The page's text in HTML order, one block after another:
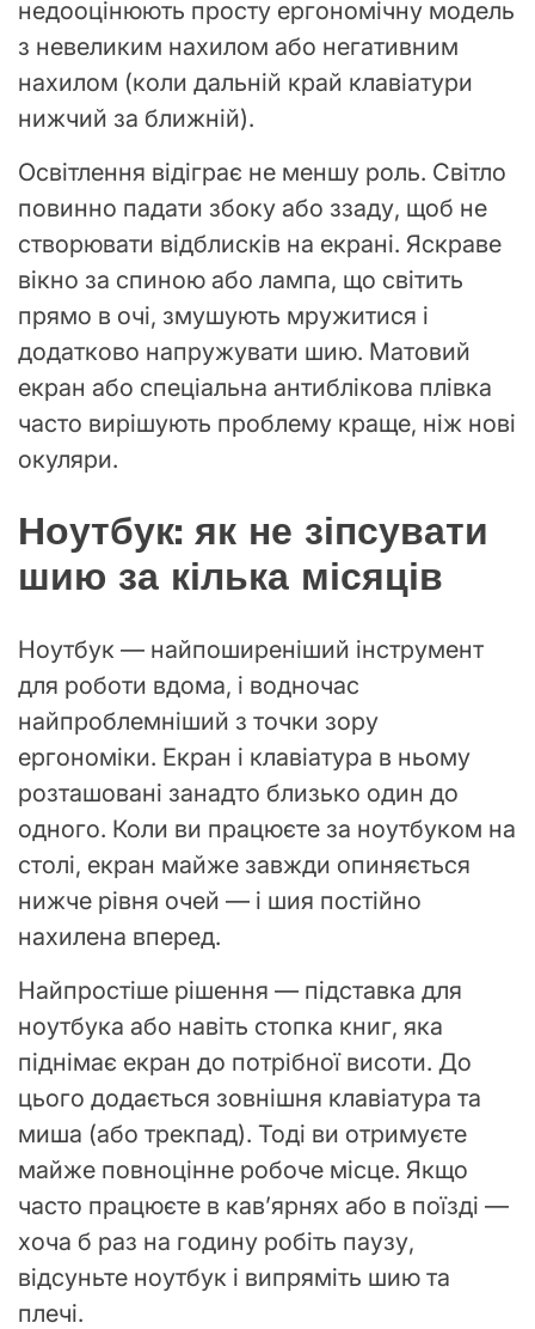
недооцінюють просту ергономічну модель
з невеликим нахилом або негативним
нахилом (коли дальній край клавіатури
нижчий за ближній).
Освітлення відіграє не меншу роль. Світло
повинно падати збоку або ззаду, щоб не
створювати відблисків на екрані. Яскраве
вікно за спиною або лампа, що світить
прямо в очі, змушують мружитися і
додатково напружувати шию. Матовий
екран або спеціальна антиблікова плівка
часто вирішують проблему краще, ніж нові
окуляри.
Ноутбук: як не зіпсувати
шию за кілька місяців
Ноутбук — найпоширеніший інструмент
для роботи вдома, і водночас
найпроблемніший з точки зору
ергономіки. Екран і клавіатура в ньому
розташовані занадто близько один до
одного. Коли ви працюєте за ноутбуком на
столі, екран майже завжди опиняється
нижче рівня очей — і шия постійно
нахилена вперед.
Найпростіше рішення — підставка для
ноутбука або навіть стопка книг, яка
піднімає екран до потрібної висоти. До
цього додається зовнішня клавіатура та
миша (або трекпад). Тоді ви отримуєте
майже повноцінне робоче місце. Якщо
часто працюєте в кав’ярнях або в поїзді —
хоча б раз на годину робіть паузу,
відсуньте ноутбук і випряміть шию та
плечі.